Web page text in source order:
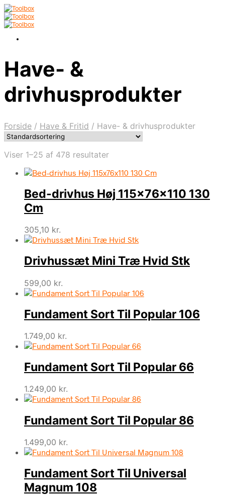
Have- &
drivhusprodukter
Forside / Have & Fritid / Have- & drivhusprodukter
Viser 1–25 af 478 resultater
Bed-drivhus Høj 115x76x110 130
Cm
305,10 kr.
Drivhussæt Mini Træ Hvid Stk
599,00 kr.
Fundament Sort Til Popular 106
1.749,00 kr.
Fundament Sort Til Popular 66
1.249,00 kr.
Fundament Sort Til Popular 86
1.499,00 kr.
Fundament Sort Til Universal
Magnum 108